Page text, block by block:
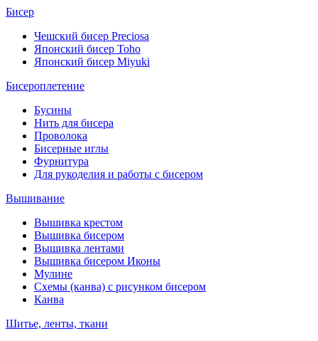
Бисер
Чешский бисер Preciosa
Японский бисер Toho
Японский бисер Miyuki
Бисероплетение
Бусины
Нить для бисера
Проволока
Бисерные иглы
Фурнитура
Для рукоделия и работы с бисером
Вышивание
Вышивка крестом
Вышивка бисером
Вышивка лентами
Вышивка бисером Иконы
Мулине
Схемы (канва) с рисунком бисером
Канва
Шитье, ленты, ткани